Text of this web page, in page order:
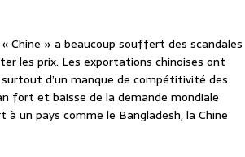
Chine » a beaucoup souffert des scandales
les prix. Les exportations chinoises ont
d’un manque de compétitivité des
fort et baisse de la demande mondiale
un pays comme le Bangladesh, la Chine